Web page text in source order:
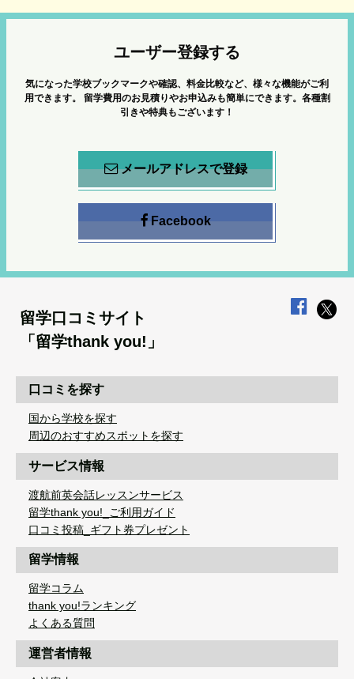
ユーザー登録する
気になった学校ブックマークや確認、料金比較など、様々な機能がご利
用できます。
留学費用のお見積りやお申込みも簡単にできます。各種割
引きや特典もございます！
メールアドレスで登録
Facebook
留学口コミサイト
「留学thank you!」
口コミを探す
国から学校を探す
周辺のおすすめスポットを探す
サービス情報
渡航前英会話レッスンサービス
留学thank you!_ご利用ガイド
口コミ投稿_ギフト券プレゼント
留学情報
留学コラム
thank you!ランキング
よくある質問
運営者情報